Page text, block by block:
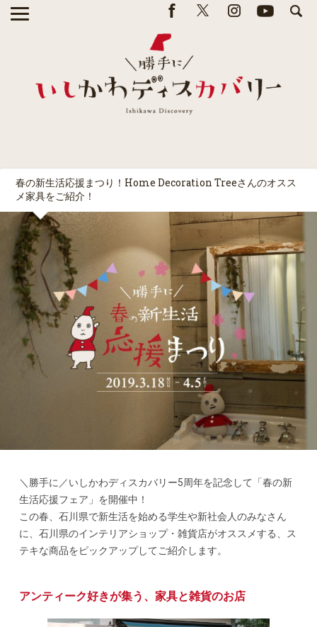
春の新生活応援まつり！Home Decoration Treeさんのオスス
メ家具をご紹介！
＼勝手に／いしかわディスカバリー5周年を記念して「春の新
生活応援フェア」を開催中！
この春、石川県で新生活を始める学生や新社会人のみなさん
に、石川県のインテリアショップ・雑貨店がオススメする、ス
テキな商品をピックアップしてご紹介します。
アンティーク好きが集う、家具と雑貨のお店